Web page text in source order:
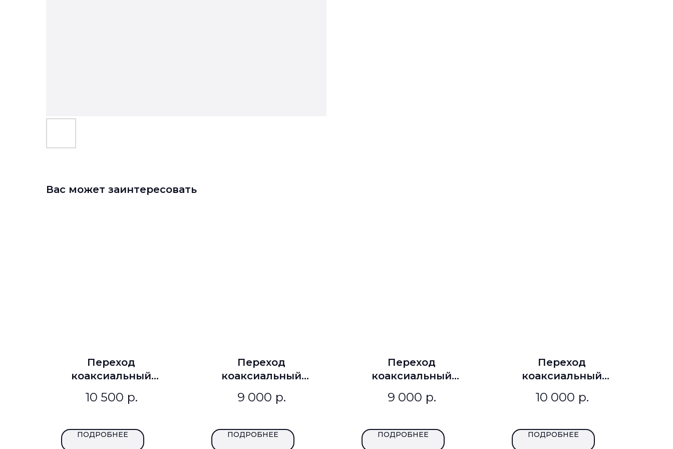
Вас может заинтересовать
Переход
коаксиальный
10 500 р.
ПОДРОБНЕЕ
Переход
коаксиальный
9 000 р.
ПОДРОБНЕЕ
Переход
коаксиальный
9 000 р.
ПОДРОБНЕЕ
Переход
коаксиальный
10 000 р.
ПОДРОБНЕЕ